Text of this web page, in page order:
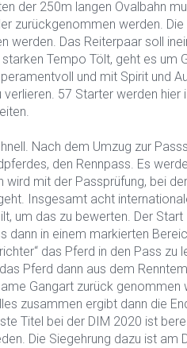
der 250m langen Ovalbahn
zurückgenommen werden.
werden. Das Reiterpaar soll
Tempo Tölt, geht es um
und mit Spirit und
57 Starter werden hier
Nach dem Umzug zur
den Rennpass. Es
wird mit der Passprüfung, bei
Insgesamt acht
um das zu bewerten. Der
dann in einem markierten
das Pferd in den Pass zu
Pferd dann aus dem
Gangart zurück
zusammen ergibt dann die
Titel bei der DIM 2020 ist
Die Siegehrung dazu ist am